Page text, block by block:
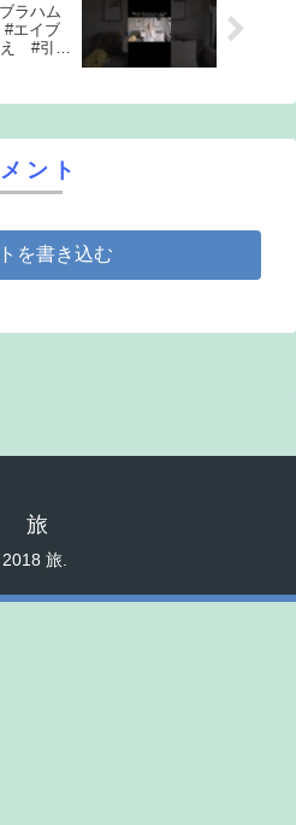
ラハム
エイブ
#引き
ント
を書き込む
旅
旅.